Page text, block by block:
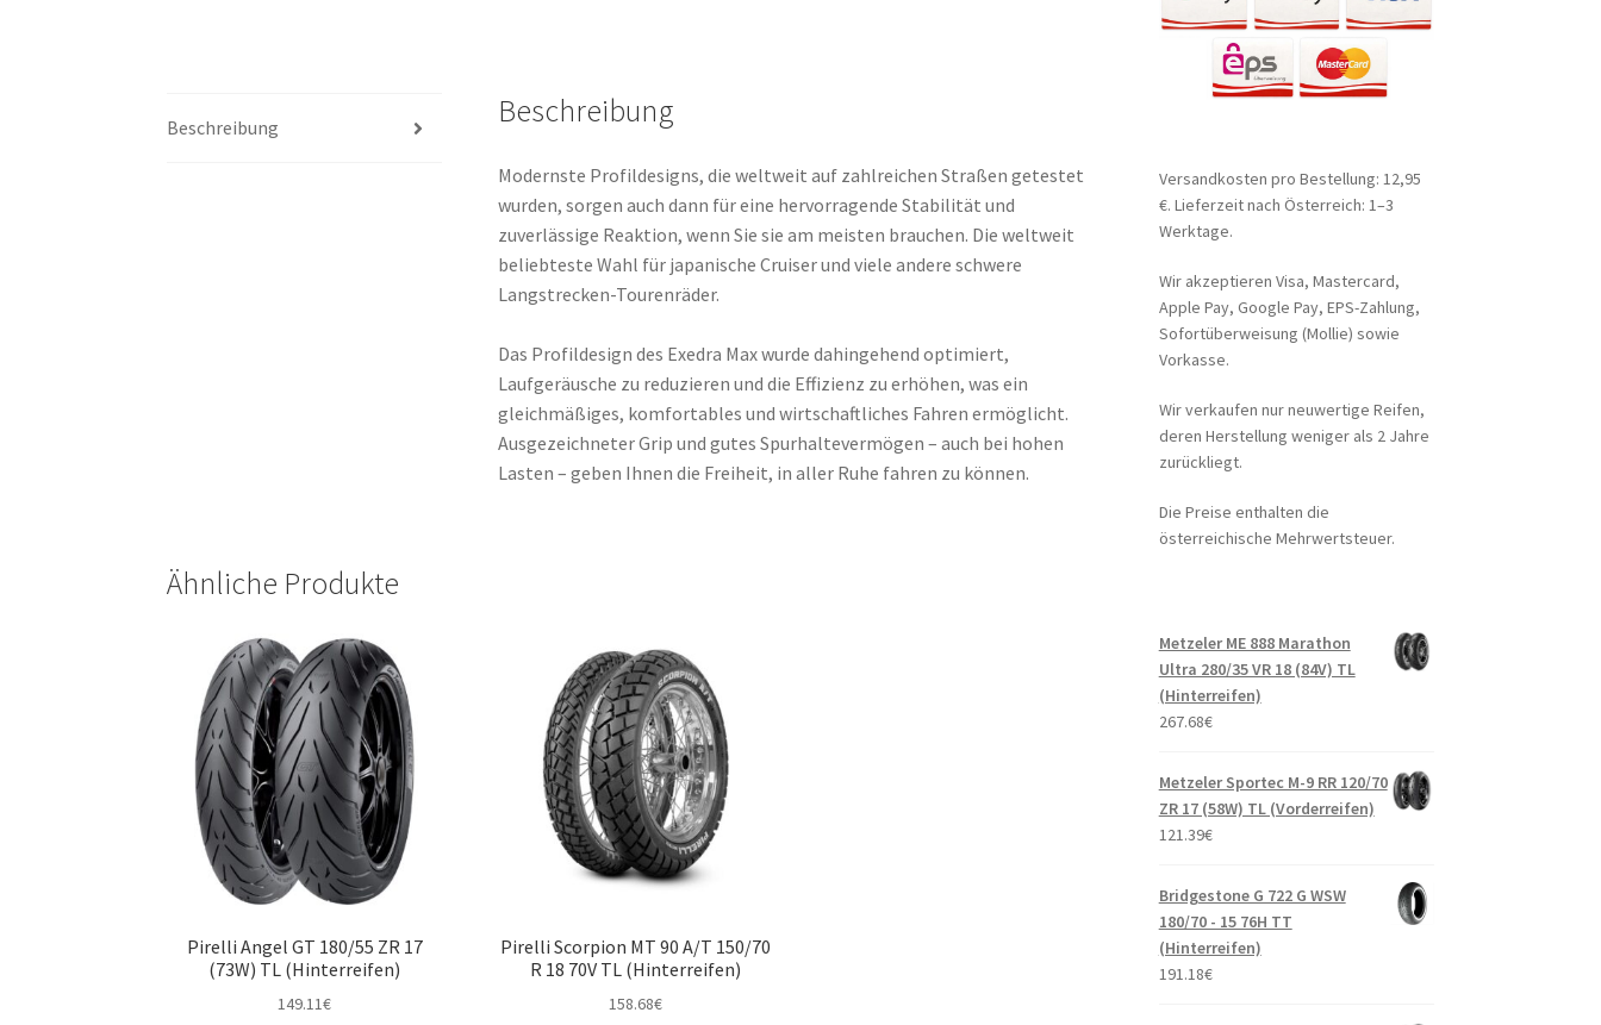
Beschreibung Beschreibung
Modernste Profildesigns, die weltweit auf zahlreichen Straßen getestet
wurden, sorgen auch dann für eine hervorragende Stabilität und
zuverlässige Reaktion, wenn Sie sie am meisten brauchen. Die weltweit
beliebteste Wahl für japanische Cruiser und viele andere schwere
Langstrecken-Tourenräder.
Das Profildesign des Exedra Max wurde dahingehend optimiert,
Laufgeräusche zu reduzieren und die Effizienz zu erhöhen, was ein
gleichmäßiges, komfortables und wirtschaftliches Fahren ermöglicht.
Ausgezeichneter Grip und gutes Spurhaltevermögen – auch bei hohen
Lasten – geben Ihnen die Freiheit, in aller Ruhe fahren zu können.
Ähnliche Produkte
Pirelli Angel GT 180/55 ZR 17
(73W) TL (Hinterreifen)
149.11€
Pirelli Scorpion MT 90 A/T 150/70
R 18 70V TL (Hinterreifen)
158.68€
Versandkosten pro Bestellung: 12,95
€. Lieferzeit nach Österreich: 1–3
Werktage.
Wir akzeptieren Visa, Mastercard,
Apple Pay, Google Pay, EPS-Zahlung,
Sofortüberweisung (Mollie) sowie
Vorkasse.
Wir verkaufen nur neuwertige Reifen,
deren Herstellung weniger als 2 Jahre
zurückliegt.
Die Preise enthalten die
österreichische Mehrwertsteuer.
Metzeler ME 888 Marathon
Ultra 280/35 VR 18 (84V) TL
(Hinterreifen)
267.68€
Metzeler Sportec M-9 RR 120/70
ZR 17 (58W) TL (Vorderreifen)
121.39€
Bridgestone G 722 G WSW
180/70 - 15 76H TT
(Hinterreifen)
191.18€